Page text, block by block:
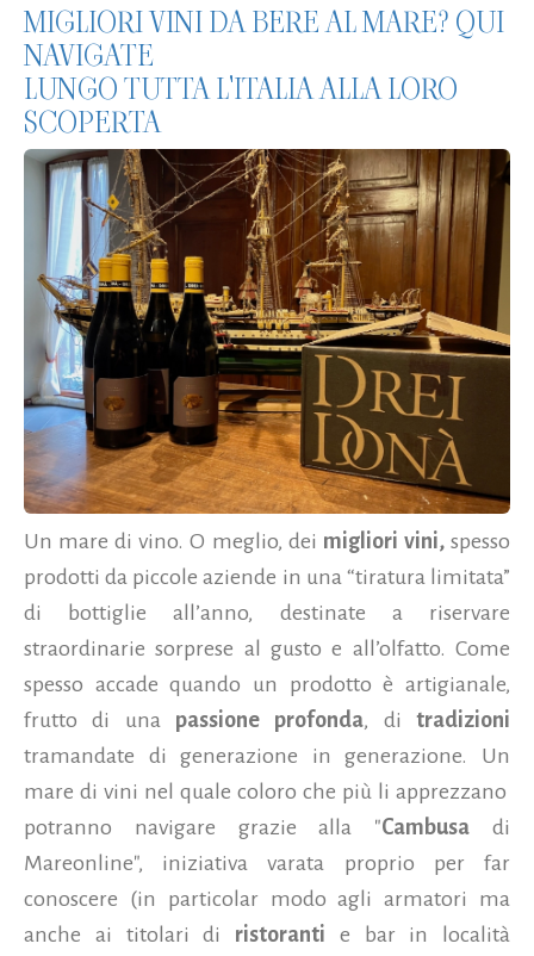
MIGLIORI VINI DA BERE AL MARE? QUI
NAVIGATE
LUNGO TUTTA L'ITALIA ALLA LORO
SCOPERTA
Un mare di vino. O meglio, dei migliori vini,spesso
prodotti da piccole aziende in una “tiratura limitata”
di bottiglie all’anno, destinate a riservare
straordinarie sorprese al gusto e all’olfatto. Come
spesso accade quando un prodotto è artigianale,
frutto di una passione profonda, ditradizioni
tramandate di generazione in generazione. Un
mare di vini nel quale coloro che più li apprezzano
potranno navigare grazie alla "Cambusa di
Mareonline", iniziativa varata proprio per far
conoscere (in particolar modo agli armatori ma
anche ai titolari di ristoranti e bar in località